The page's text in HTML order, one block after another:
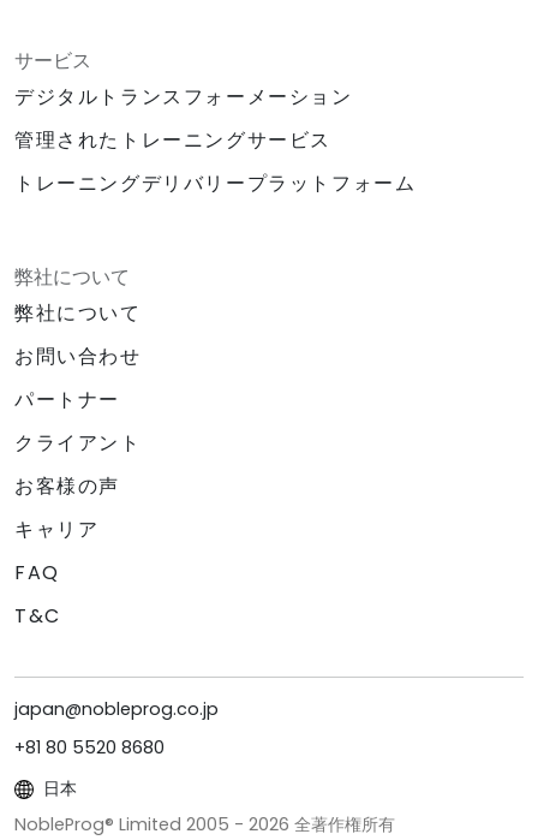
サービス
デジタルトランスフォーメーション
管理されたトレーニングサービス
トレーニングデリバリープラットフォーム
弊社について
弊社について
お問い合わせ
パートナー
クライアント
お客様の声
キャリア
FAQ
T&C
japan@nobleprog.co.jp
+81 80 5520 8680
日本
NobleProg® Limited 2005 - 2026 全著作権所有